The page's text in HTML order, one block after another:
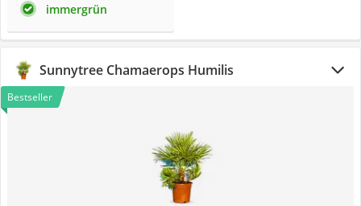
immergrün
Sunnytree Chamaerops Humilis
Bestseller